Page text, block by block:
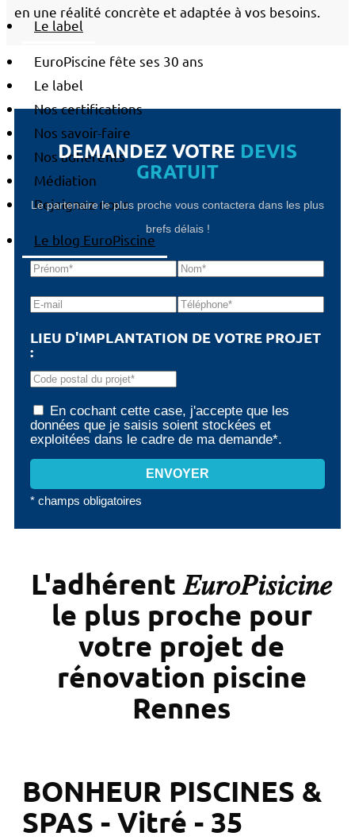
Le label
EuroPiscine fête ses 30 ans
Le label
Nos certifications
Nos savoir-faire
Nos adhérents
Médiation
Rejoignez-nous
Le blog EuroPiscine
en une réalité concrète et adaptée à vos besoins.
DEMANDEZ VOTRE DEVIS
GRATUIT
Le partenaire le plus proche vous contactera dans les plus
brefs délais !
LIEU D'IMPLANTATION DE VOTRE PROJET
:
En cochant cette case, j'accepte que les
données que je saisis soient stockées et
exploitées dans le cadre de ma demande*.
* champs obligatoires
L'adhérent 𝐸𝑢𝑟𝑜𝑃𝑖𝑠𝑖𝑐𝑖𝑛𝑒
le plus proche pour
votre projet de
rénovation piscine
Rennes
BONHEUR PISCINES &
SPAS - Vitré - 35